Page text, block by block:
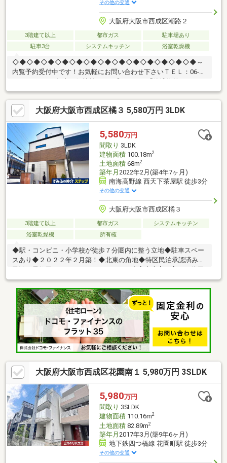
その他の交通
大阪府大阪市西成区潮路２
3階建て以上 都市ガス
駐車場あり
駐車3台
システムキッチン 浴室乾燥機
◇◆◇◆◇◆◇◆◇◆◇◆◇◆◇◆◇◆◇◆◇◆◇◆◇◆～
内覧予約受付中です！お気軽にお問い合わせ下さいＴＥＬ：06-
年10月建築の築浅物件室内大変綺麗にお使いです。◎Point2
「南東角地」 リビング、全居室に明るい日差しが差し込みます♪
また通風も良好です♪◎Point3 「インナーガレージ」 大切なお
車を雨に濡らさず駐車できます。 お車の無いご家庭は駐輪スペ
ースとしてお使いください♪◎Point4 「嬉しい設備が充実」 食
洗器・ミストサウナ・浴室乾燥機、充実の設備で豊かな生活を。
大阪府大阪市西成区橘３ 5,580万円 3LDK
5,580万円
間取り 3LDK
建物面積100.18m2
土地面積68m2
築年月 2022年2月(築4年7ヶ月)
南海高野線 西天下茶屋駅 徒歩3分
その他の交通
大阪府大阪市西成区橘３
3階建て以上 都市ガス
システムキッチン
浴室乾燥機
所有権
◆駅・コンビニ・小学校が徒歩７分圏内に整う立地◆駐車スペー
スあり◆２０２２年２月築！◆北東の角地◆特区民泊承認済み。
です。是非、ご内覧くださいませ。
大阪府大阪市西成区花園南１ 5,980万円 3SLDK
5,980万円
間取り 3SLDK
建物面積110.16m2
土地面積82.89m2
築年月 2017年3月(築9年6ヶ月)
地下鉄四つ橋線 花園町駅 徒歩3分
その他の交通